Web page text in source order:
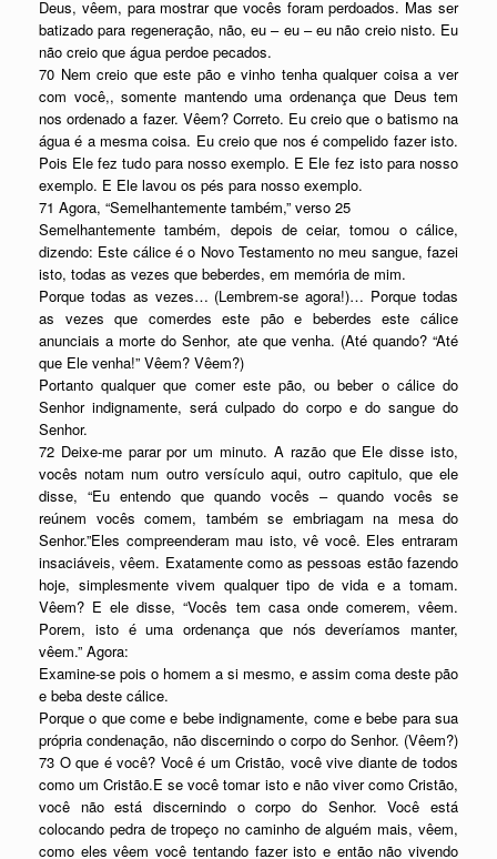
Deus, vêem, para mostrar que vocês foram perdoados. Mas ser
batizado para regeneração, não, eu – eu – eu não creio nisto. Eu
não creio que água perdoe pecados.
70 Nem creio que este pão e vinho tenha qualquer coisa a ver
com você,, somente mantendo uma ordenança que Deus tem
nos ordenado a fazer. Vêem? Correto. Eu creio que o batismo na
água é a mesma coisa. Eu creio que nos é compelido fazer isto.
Pois Ele fez tudo para nosso exemplo. E Ele fez isto para nosso
exemplo. E Ele lavou os pés para nosso exemplo.
71 Agora, “Semelhantemente também,” verso 25
Semelhantemente também, depois de ceiar, tomou o cálice,
dizendo: Este cálice é o Novo Testamento no meu sangue, fazei
isto, todas as vezes que beberdes, em memória de mim.
Porque todas as vezes… (Lembrem-se agora!)… Porque todas
as vezes que comerdes este pão e beberdes este cálice
anunciais a morte do Senhor, ate que venha. (Até quando? “Até
que Ele venha!” Vêem? Vêem?)
Portanto qualquer que comer este pão, ou beber o cálice do
Senhor indignamente, será culpado do corpo e do sangue do
Senhor.
72 Deixe-me parar por um minuto. A razão que Ele disse isto,
vocês notam num outro versículo aqui, outro capitulo, que ele
disse, “Eu entendo que quando vocês – quando vocês se
reúnem vocês comem, também se embriagam na mesa do
Senhor.”Eles compreenderam mau isto, vê você. Eles entraram
insaciáveis, vêem. Exatamente como as pessoas estão fazendo
hoje, simplesmente vivem qualquer tipo de vida e a tomam.
Vêem? E ele disse, “Vocês tem casa onde comerem, vêem.
Porem, isto é uma ordenança que nós deveríamos manter,
vêem.” Agora:
Examine-se pois o homem a si mesmo, e assim coma deste pão
e beba deste cálice.
Porque o que come e bebe indignamente, come e bebe para sua
própria condenação, não discernindo o corpo do Senhor. (Vêem?)
73 O que é você? Você é um Cristão, você vive diante de todos
como um Cristão.E se você tomar isto e não viver como Cristão,
você não está discernindo o corpo do Senhor. Você está
colocando pedra de tropeço no caminho de alguém mais, vêem,
como eles vêem você tentando fazer isto e então não vivendo